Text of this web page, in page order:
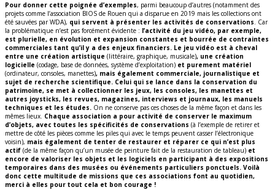
Pour donner cette poignée d’exemples, parmi beaucoup d’autres (notamment des
projets comme l’association BIOS de Rouen qui a disparue en 2019 mais les collections ont
été sauvées par WDA), qui servent à présenter les activités de conservations. Car
la problématique n’est pas forcément évidente : l’activité du jeu vidéo, par exemple,
est plurielle, en évolution et expansion constantes et bourrée de contraintes
commerciales tant qu’il y a des enjeux financiers. Le jeu vidéo est à cheval
entre une création artistique (littéraire, graphique, musicale), une création
logicielle (codage, base de données, système d’exploitation) et purement matériel
(ordinateur, consoles, manettes), mais également commerciale, journalistique et
sujet de recherche scientifique. Celui qui se lance dans la conservation du
patrimoine, se met à collectionner les jeux, les consoles, les manettes et
autres joysticks, les revues, magazines, interviews et journaux, les manuels
techniques et les études. On ne conserve pas ces choses de la même façon et dans les
mêmes lieux. Chaque association a pour activité de conserver le maximum
d’objets, avec toutes les spécificités de conservations (à l’exemple de retirer et
mettre de côté les pièces comme les piles qui avec le temps peuvent casser l’électronique
voisin), mais également de tenter de restaurer et réparer ce qui n’est plus
actif (de la même façon qu’un musée de peinture fait de la restauration de tableau) et
encore de valoriser les objets et les logiciels en participant à des expositions
temporaires dans des musées ou événements particuliers ponctuels. Voilà
donc cette multitude de missions que ces associations font au quotidien,
merci à elles pour tout cela et bon courage !